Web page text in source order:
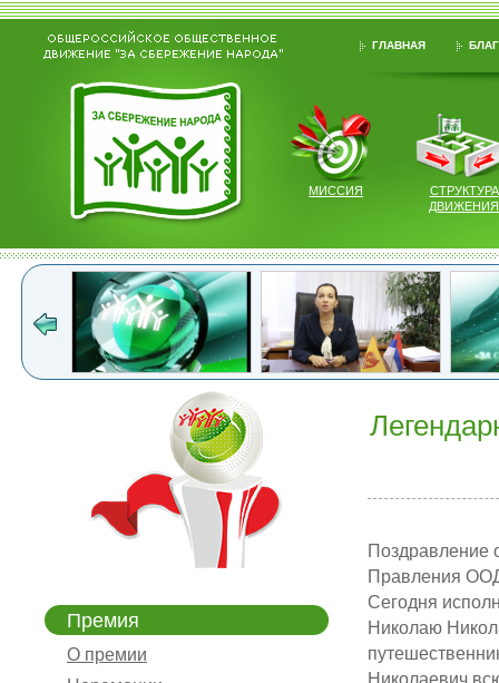
ГЛАВНАЯ
МИССИЯ
СТРУКТУРА
ДВИЖЕНИЯ
Премия
О премии
Поздравление
Правления
Сегодня
Николаю
Николаевич